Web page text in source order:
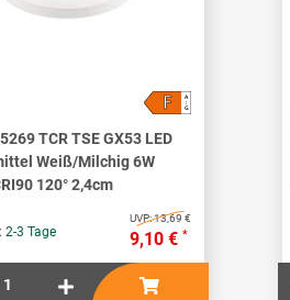
TCR TSE GX53 LED
Weiß/Milchig 6W
120° 2,4cm
2-3 Tage
UVP:13,69 €
9,10 € *
A
↑
G
F